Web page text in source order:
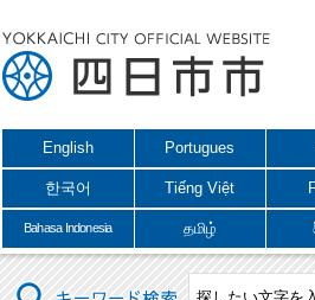
English Portugues
한국어 Tiếng Việt
Bahasa Indonesia தமிழ்
キーワード検索